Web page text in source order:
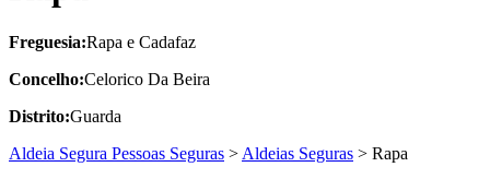
Freguesia:Rapa e Cadafaz
Concelho:Celorico Da Beira
Distrito:Guarda
Aldeia Segura Pessoas Seguras > Aldeias Seguras > Rapa